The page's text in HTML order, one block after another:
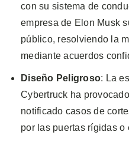
con su sistema de
empresa de Elon Musk
público, resolviendo la
mediante acuerdos
Diseño Peligroso: La
Cybertruck ha
notificado casos de
por las puertas rígidas